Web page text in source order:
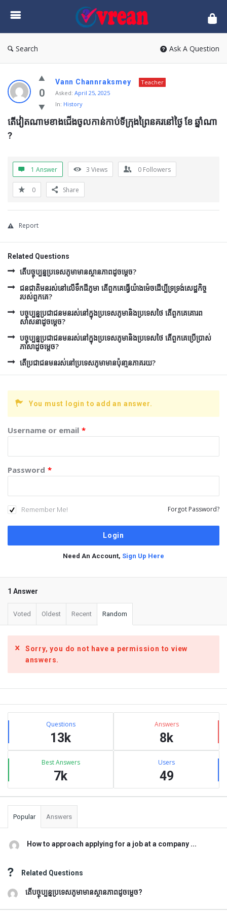
vrean.com
Search Ask A Question
0
Vann Channraksmey
Teacher
Asked: April 25, 2025
In: History
តើវៀតណាមខាងជើងចូលកាន់កាប់ទីក្រុងព្រៃនគរនៅថ្ងៃ ខែ ឆ្នាំណា
?
1 Answer 3 Views 0 Followers
0 Share
Report
Related Questions
តើបច្ចុប្បន្នប្រទេសភូមាមានស្ថានភាពដូចម្តេច?
ជនជាតិមនរស់នៅលើទឹកដីភូមា តើពួកគេធ្វើយ៉ាងម៉េចដើប្បីទ្រទ្រង់សេដ្ឋកិច្ច
របស់ពួកគេ?
បច្ចុប្បន្នប្រជាជនមនរស់នៅក្នុងប្រទេសភូមានិងប្រទេសថៃ តើពួកគេគោរព
សាសនាដូចម្តេច?
បច្ចុប្បន្នប្រជាជនមនរស់នៅក្នុងប្រទេសភូមានិងប្រទេសថៃ តើពួកគេប្រើប្រាស់
ភាសាដូចម្តេច?
តើប្រជាជនមនរស់នៅប្រទេសភូមាមានប៉ុនា្មនភាគរយ?
You must login to add an answer.
Username or email *
Password *
Remember Me! Forgot Password?
Need An Account, Sign Up Here
1 Answer
Voted Oldest Recent Random
Sorry, you do not have a permission to view
answers.
Sidebar
Stats Questions
13k
Answers
8k
Best Answers
7k
Users
49
Popular Answers
How to approach applying for a job at a company ...
Related Questions
តើបច្ចុប្បន្នប្រទេសភូមាមានស្ថានភាពដូចម្តេច?